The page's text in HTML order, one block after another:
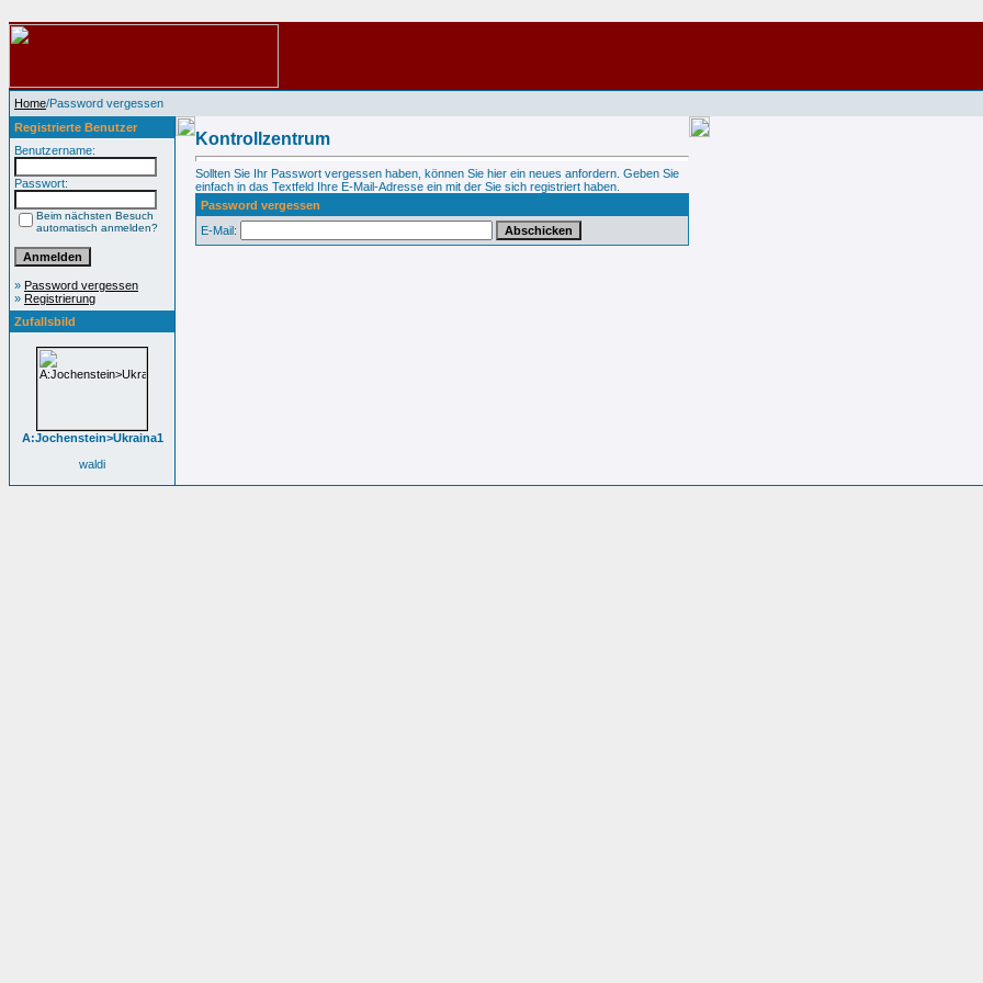
Home/Password vergessen
Registrierte Benutzer
Benutzername:
Passwort:
Beim nächsten Besuch
automatisch anmelden?
» Password vergessen
» Registrierung
Zufallsbild
A:Jochenstein>Ukraina1
waldi
Kontrollzentrum
Sollten Sie Ihr Passwort vergessen haben, können Sie hier ein neues anfordern. Geben Sie
einfach in das Textfeld Ihre E-Mail-Adresse ein mit der Sie sich registriert haben.
Password vergessen
E-Mail: